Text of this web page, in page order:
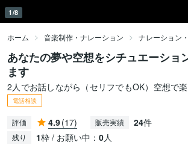
1/8
ホーム 音楽制作・ナレーション ナレーション
あなたの夢や空想をシチュエーショ
ます
2人でお話しながら（セリフでもOK）空想で
電話相談
評価 4.9(17) 販売実績 24件
残り 1枠 / お願い中： 0人